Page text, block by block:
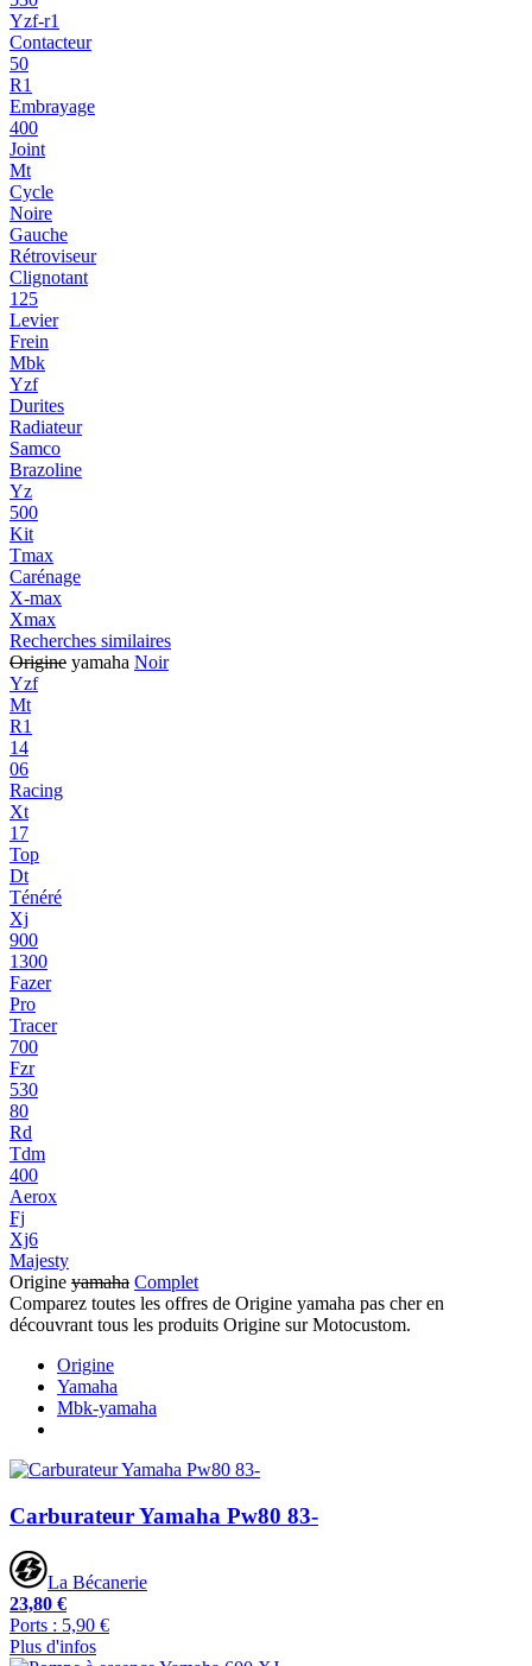
Yzf-r1
Contacteur
50
R1
Embrayage
400
Joint
Mt
Cycle
Noire
Gauche
Rétroviseur
Clignotant
125
Levier
Frein
Mbk
Yzf
Durites
Radiateur
Samco
Brazoline
Yz
500
Kit
Tmax
Carénage
X-max
Xmax
Recherches similaires
Origine yamaha Noir
Yzf
Mt
R1
14
06
Racing
Xt
17
Top
Dt
Ténéré
Xj
900
1300
Fazer
Pro
Tracer
700
Fzr
530
80
Rd
Tdm
400
Aerox
Fj
Xj6
Majesty
Origine yamaha Complet
Comparez toutes les offres de Origine yamaha pas cher en
découvrant tous les produits Origine sur Motocustom.
Origine
Yamaha
Mbk-yamaha
Carburateur Yamaha Pw80 83-
La Bécanerie
23,80 €
Ports : 5,90 €
Plus d'infos